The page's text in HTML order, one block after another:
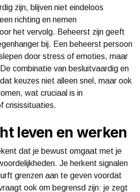
zijn, blijven niet eindeloos
richting en nemen
het vervolg. Beheerst zijn geeft
bij. Een beheerst persoon
door stress of emoties, maar
combinatie van besluitvaardig en
keuzes niet alleen snel, maar ook
wat cruciaal is in
crisissituaties.
leven en werken
dat je bewust omgaat met je
Je herkent signalen
grenzen aan te geven voordat
ook om begrensd zijn: je zegt